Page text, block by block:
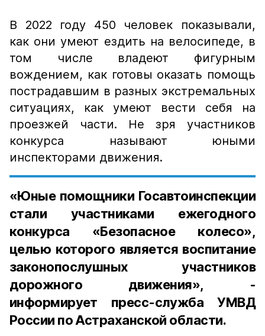
В 2022 году 450 человек показывали,
как они умеют ездить на велосипеде, в
том числе владеют фигурным
вождением, как готовы оказать помощь
пострадавшим в разных экстремальных
ситуациях, как умеют вести себя на
проезжей части. Не зря участников
конкурса называют юными
инспекторами движения.
«Юные помощники Госавтоинспекции
стали участниками ежегодного
конкурса «Безопасное колесо»,
целью которого является воспитание
законопослушных участников
дорожного движения», -
информирует пресс-служба УМВД
России по Астраханской области.